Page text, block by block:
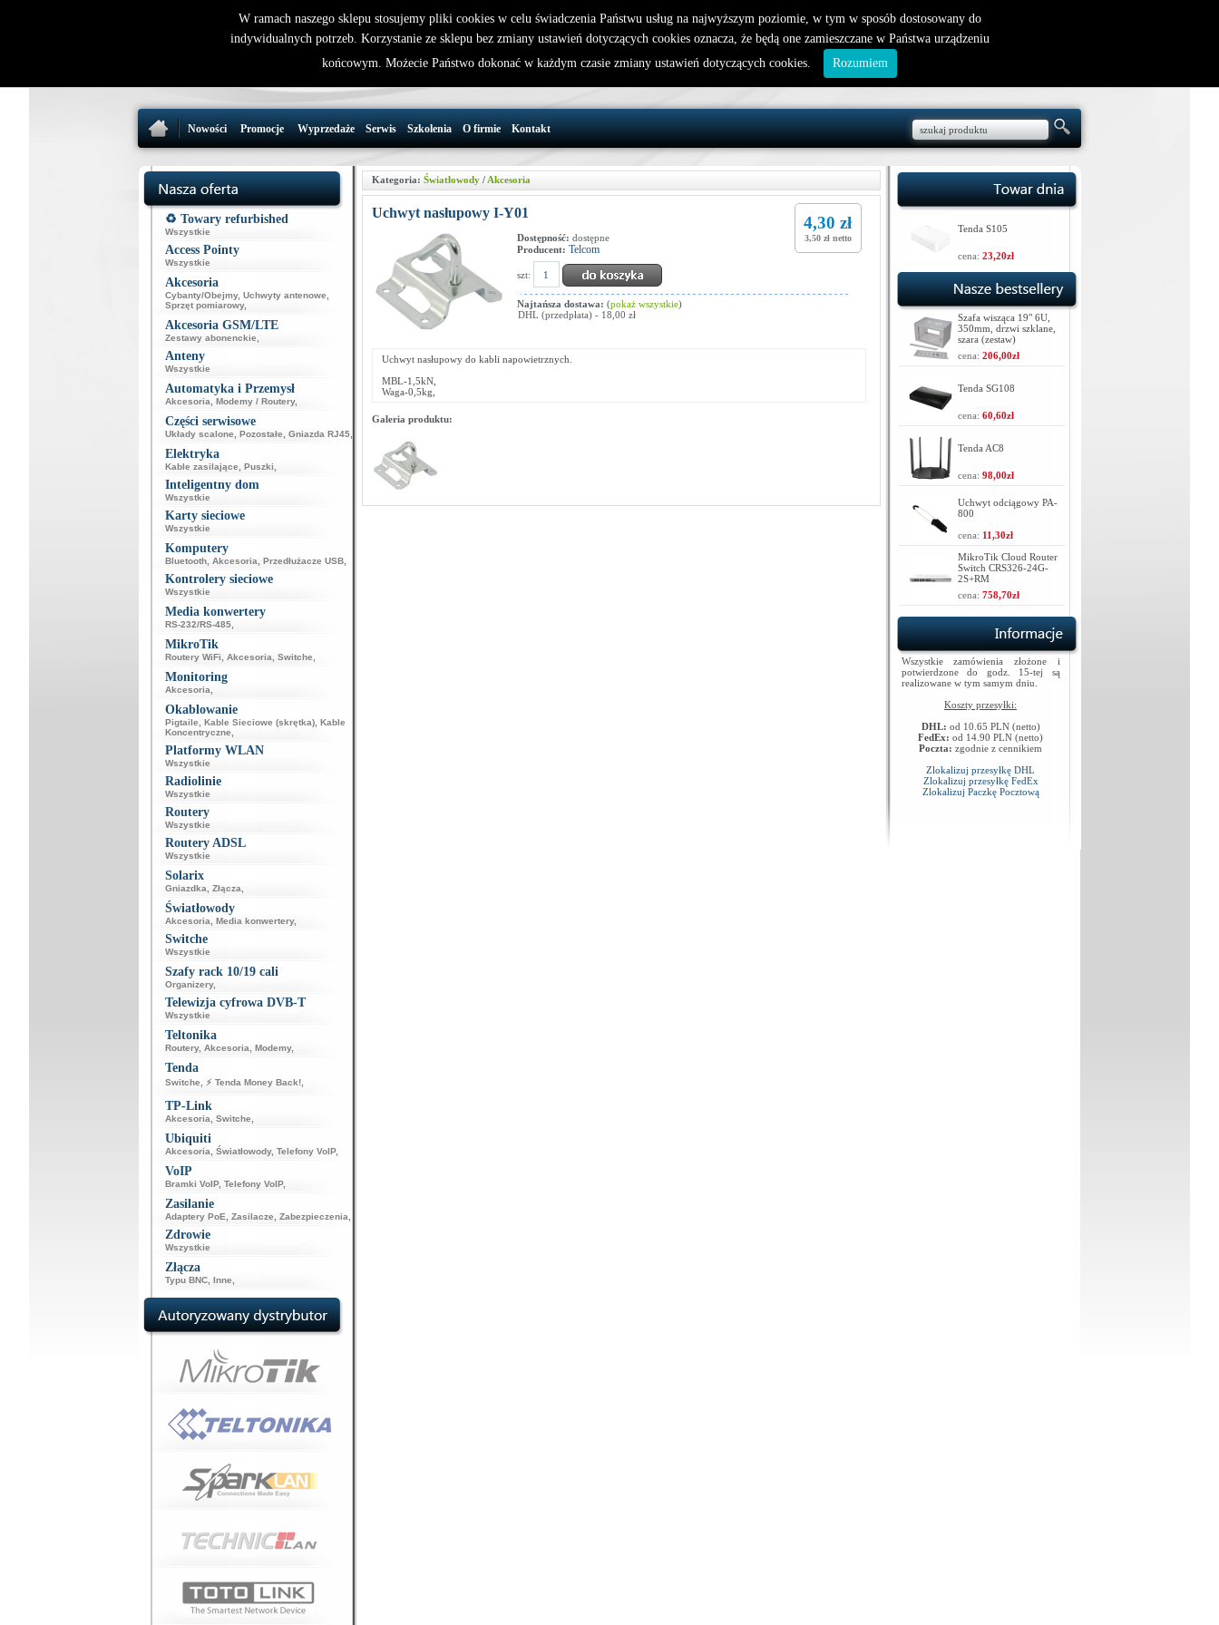
nowy klient
32 721 86 72
support@wirelesslan.com.pl
W koszyku jest 0 produktów(y)
Nowości Promocje Wyprzedaże Serwis Szkolenia O firmie Kontakt
♻️ Towary refurbished
Wszystkie
Access Pointy
Wszystkie
Akcesoria
Cybanty/Obejmy, Uchwyty antenowe
Sprzęt pomiarowy,
Akcesoria GSM/LTE
Zestawy abonenckie
Anteny
Wszystkie
Automatyka i Przemysł
Akcesoria Modemy / Routery,
Części serwisowe
Układy scalone Pozostałe Gniazda RJ45,
Elektryka
Kable zasilające Puszki
Inteligentny dom
Wszystkie
Karty sieciowe
Wszystkie
Komputery
Bluetooth, Akcesoria Przedłużacze USB,
Kontrolery sieciowe
Wszystkie
Media konwertery
RS-232/RS-485,
MikroTik
Routery WiFi Akcesoria Switche
Monitoring
Akcesoria
Okablowanie
Pigtaile Kable Sieciowe (skrętka), Kable
Koncentryczne
Platformy WLAN
Wszystkie
Radiolinie
Wszystkie
Routery
Wszystkie
Routery ADSL
Wszystkie
Solarix
Gniazdka Złącza
Światłowody
Akcesoria Media konwertery,
Switche
Wszystkie
Szafy rack 10/19 cali
Organizery,
Telewizja cyfrowa DVB-T
Wszystkie
Teltonika
Routery, Akcesoria Modemy,
Tenda
Switche ⚡ Tenda Money Back!,
TP-Link
Akcesoria Switche
Ubiquiti
Akcesoria Światłowody, Telefony VoIP,
VoIP
Bramki VoIP, Telefony VoIP,
Zasilanie
Adaptery PoE Zasilacze Zabezpieczenia
Zdrowie
Wszystkie
Złącza
Typu BNC, Inne
Kategoria: Światłowody / Akcesoria
Uchwyt nasłupowy I-Y01
4,30 zł
3,50 zł netto
Dostępność: dostępne
Producent: Telcom
szt:
Najtańsza dostawa: (pokaż wszystkie)
DHL (przedpłata) - 18,00 zł
Uchwyt nasłupowy do kabli napowietrznych.
MBL-1,5kN,
Waga-0,5kg,
Galeria produktu:
Tenda S105
cena: 23,20zł
Szafa wisząca 19" 6U,
350mm, drzwi szklane,
szara (zestaw)
cena: 206,00zł
Tenda SG108
cena: 60,60zł
Tenda AC8
cena: 98,00zł
Uchwyt odciągowy PA-
800
cena: 11,30zł
MikroTik Cloud Router
Switch CRS326-24G-
2S+RM
cena: 758,70zł
Wszystkie zamówienia złożone i
potwierdzone do godz. 15-tej są
realizowane w tym samym dniu.
Koszty przesyłki:
DHL: od 10.65 PLN (netto)
FedEx: od 14.90 PLN (netto)
Poczta: zgodnie z cennikiem
Zlokalizuj przesyłkę DHL
Zlokalizuj przesyłkę FedEx
Zlokalizuj Paczkę Pocztową
W ramach naszego sklepu stosujemy pliki cookies w celu świadczenia Państwu usług na najwyższym poziomie, w tym w sposób dostosowany do
indywidualnych potrzeb. Korzystanie ze sklepu bez zmiany ustawień dotyczących cookies oznacza, że będą one zamieszczane w Państwa urządzeniu
końcowym. Możecie Państwo dokonać w każdym czasie zmiany ustawień dotyczących cookies.
Rozumiem